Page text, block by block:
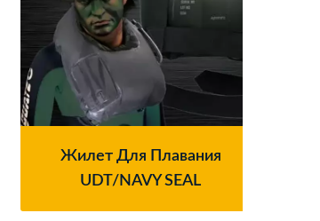
Жилет Для Плавания
UDT/NAVY SEAL